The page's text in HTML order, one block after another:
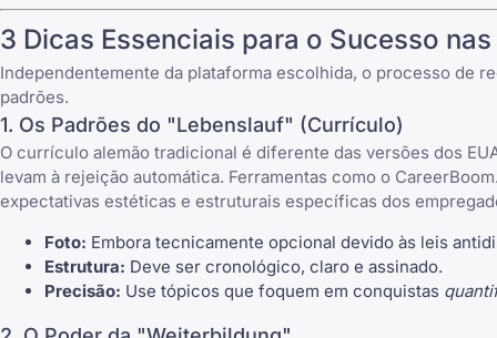
3 Dicas Essenciais para o Sucesso
Independentemente da plataforma escolhida, o processo de
padrões.
1. Os Padrões do "Lebenslauf" (Currículo)
O currículo alemão tradicional é diferente das versões dos
levam à rejeição automática. Ferramentas como o
expectativas estéticas e estruturais específicas dos
Foto: Embora tecnicamente opcional devido às leis
Estrutura: Deve ser cronológico, claro e assinado.
Precisão: Use tópicos que foquem em conquistas